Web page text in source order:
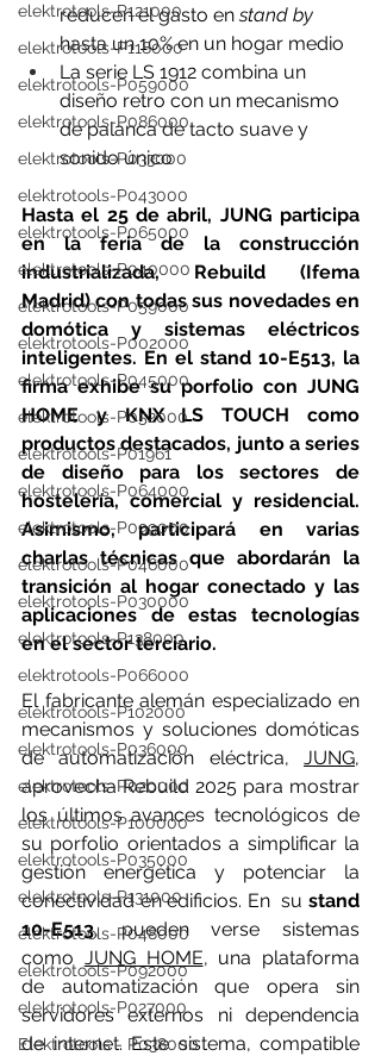
elektrotools-P121000
elektrotools-P118000
elektrotools-P059000
elektrotools-P086000
elektrotools-P033000
elektrotools-P043000
elektrotools-P065000
elektrotools-P040000
elektrotools-P059000
elektrotools-P002000
elektrotools-P045000
elektrotools-P052000
elektrotools-P01961
elektrotools-P064000
elektrotools-P099000
elektrotools-P046000
elektrotools-P030000
elektrotools-P138000
elektrotools-P066000
elektrotools-P102000
elektrotools-P036000
elektrotools-P020000
elektrotools-P100000
elektrotools-P035000
elektrotools-P131000
elektrotools-P048000
elektrotools-P092000
elektrotools-P027000
Elektrotools - P038000
reducen el gasto en stand by
hasta un 10% en un hogar medio
La serie LS 1912 combina un
diseño retro con un mecanismo
de palanca de tacto suave y
sonido único
Hasta el 25 de abril, JUNG participa
en la feria de la construcción
industrializada, Rebuild (Ifema
Madrid) con todas sus novedades en
domótica y sistemas eléctricos
inteligentes. En el stand 10-E513, la
firma exhibe su porfolio con JUNG
HOME y KNX LS TOUCH como
productos destacados, junto a series
de diseño para los sectores de
hostelería, comercial y residencial.
Asimismo, participará en varias
charlas técnicas que abordarán la
transición al hogar conectado y las
aplicaciones de estas tecnologías
en el sector terciario.
El fabricante alemán especializado en
mecanismos y soluciones domóticas
de automatización eléctrica, JUNG,
aprovecha Rebuild 2025 para mostrar
los últimos avances tecnológicos de
su porfolio orientados a simplificar la
gestión energética y potenciar la
conectividad en edificios. En  su stand
10-E513, pueden verse sistemas
como JUNG HOME, una plataforma
de automatización que opera sin
servidores externos ni dependencia
de internet. Este sistema, compatible